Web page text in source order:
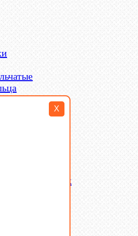
X
крепеж